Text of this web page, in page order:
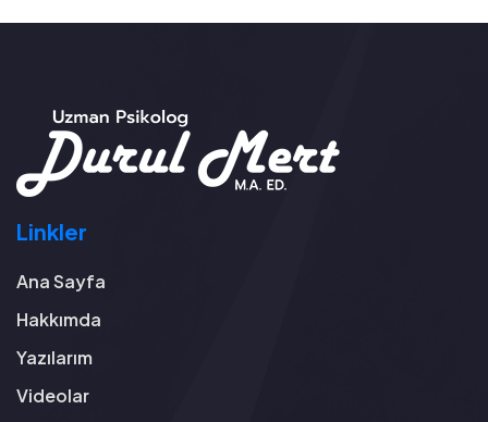
Linkler
Ana Sayfa
Hakkımda
Yazılarım
Videolar